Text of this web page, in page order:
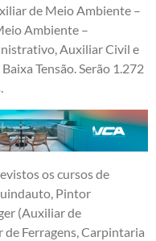
de Meio Ambiente –
Ambiente –
Auxiliar Civil e
Tensão. Serão 1.272
os cursos de
Pintor
(Auxiliar de
Ferragens, Carpintaria